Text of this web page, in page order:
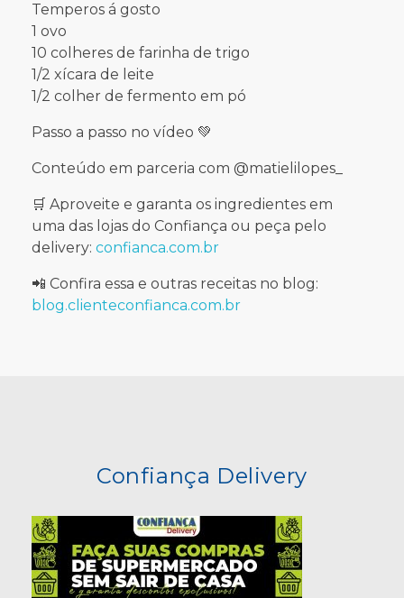
Temperos á gosto
1 ovo
10 colheres de farinha de trigo
1/2 xícara de leite
1/2 colher de fermento em pó
Passo a passo no vídeo 💚
Conteúdo em parceria com @matielilopes_
🛒 Aproveite e garanta os ingredientes em
uma das lojas do Confiança ou peça pelo
delivery: confianca.com.br
📲 Confira essa e outras receitas no blog:
blog.clienteconfianca.com.br
Confiança Delivery